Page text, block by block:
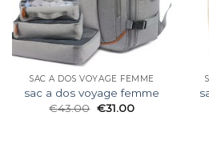
SAC A DOS VOYAGE FEMME
sac a dos voyage femme
€43.00 €31.00